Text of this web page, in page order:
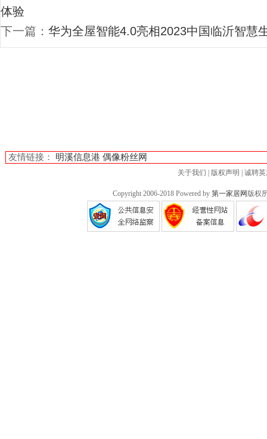
体验
下一篇： 华为全屋智能4.0亮相2023中国临沂智慧
友情链接： 明溪信息港 偶像粉丝网
关于我们 版权声明 诚聘
Copyright 2006-2018 Powered by 第一家居网 版权